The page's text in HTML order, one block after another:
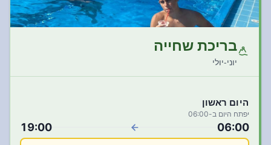
בריכת שחייה
יוני-יולי
היום ראשון
יפתח היום ב-06:00
06:00
19:00